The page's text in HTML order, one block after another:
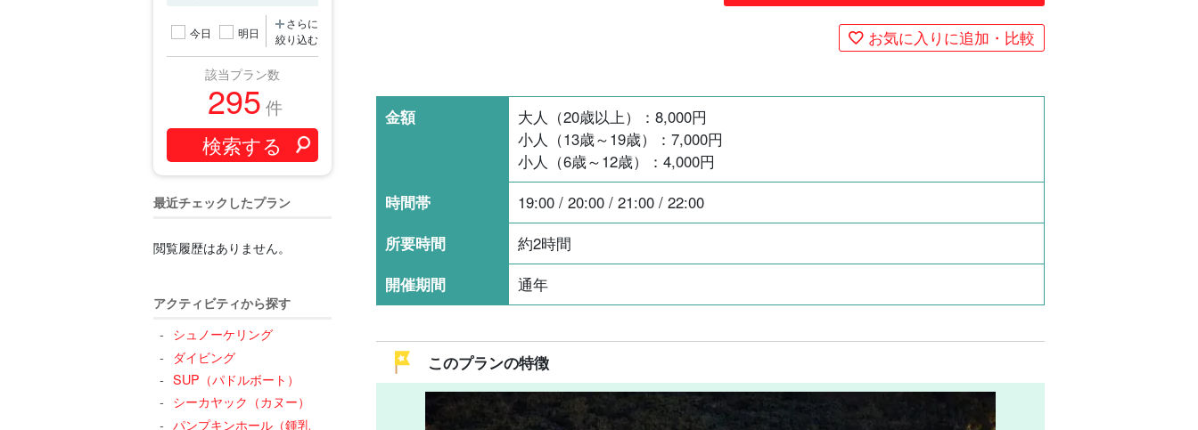
今日 明日
さらに
絞り込む
該当プラン数
295 件
最近チェックしたプラン
閲覧履歴はありません。
アクティビティから探す
シュノーケリング
ダイビング
SUP（パドルボート）
シーカヤック（カヌー）
パンプキンホール（鍾乳
お気に入りに追加・比較
金額 大人（20歳以上）： 8,000円
小人（13歳～19歳）： 7,000円
小人（6歳～12歳）： 4,000円
時間帯
19:00 / 20:00 / 21:00 / 22:00
所要時間
約2時間
開催期間
通年
このプランの特徴